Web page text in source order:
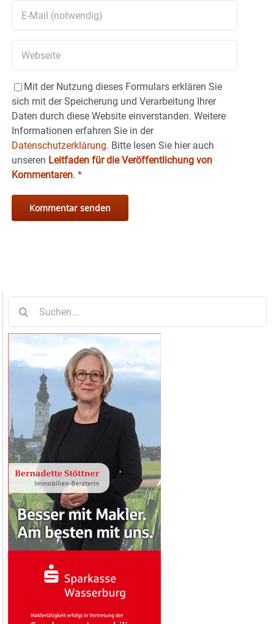
Mit der Nutzung dieses Formulars erklären Sie
sich mit der Speicherung und Verarbeitung Ihrer
Daten durch diese Website einverstanden. Weitere
Informationen erfahren Sie in der
Datenschutzerklärung. Bitte lesen Sie hier auch
unseren Leitfaden für die Veröffentlichung von
Kommentaren. *
nach: